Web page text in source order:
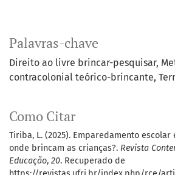
Palavras-chave
Direito ao livre brincar-pesquisar
contracolonial teórico-brincante
Como Citar
Tiriba, L. (2025). Emparedamento
onde brincam as crianças?. Revista
Educação, 20. Recuperado de